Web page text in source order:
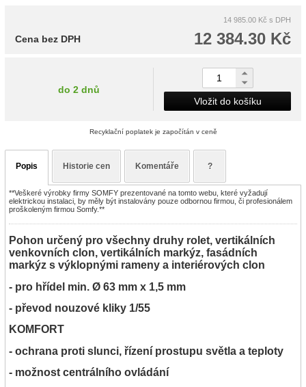
14 985.00 Kč s DPH
12 384.30 Kč
Cena bez DPH
do 2 dnů
Vložit do košíku
Recyklační poplatek je započítán v ceně
Popis Historie cen Komentáře ?
**Veškeré výrobky firmy SOMFY prezentované na tomto webu, které vyžadují
elektrickou instalaci, by měly být instalovány pouze odbornou firmou, či profesionálem
proškoleným firmou Somfy.**
Pohon určený pro všechny druhy rolet, vertikálních
venkovních clon, vertikálních markýz, fasádních
markýz s výklopnými rameny a interiérových clon
- pro hřídel min. Ø 63 mm x 1,5 mm
- převod nouzové kliky 1/55
KOMFORT
- ochrana proti slunci, řízení prostupu světla a teploty
- možnost centrálního ovládání